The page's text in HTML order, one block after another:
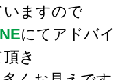
いますので
にてアドバ
き